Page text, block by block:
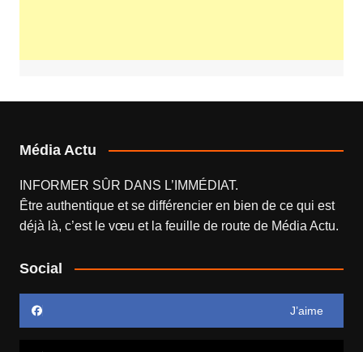
Média Actu
INFORMER SÛR DANS L’IMMÉDIAT.
Être authentique et se différencier en bien de ce qui est
déjà là, c’est le vœu et la feuille de route de Média Actu.
Social
J’aime